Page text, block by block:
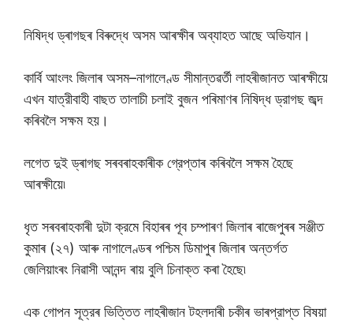
নিষিদ্ধ ড্ৰাগছৰ বিৰুদ্ধে অসম আৰক্ষীৰ অব্যাহত আছে অভিযান।
কার্বি আংলং জিলাৰ অসম–নাগালেণ্ড সীমান্তৱর্তী লাহৰীজানত আৰক্ষীয়ে
এখন যাত্রীবাহী বাছত তালাচী চলাই বুজন পৰিমাণৰ নিষিদ্ধ ড্রাগছ জব্দ
কৰিবলৈ সক্ষম হয়।
লগেত দুই ড্ৰাগছ সৰবৰাহকাৰীক গ্রেপ্তাৰ কৰিবলৈ সক্ষম হৈছে
আৰক্ষীয়ে৷
ধৃত সৰবৰাহকাৰী দুটা ক্রমে বিহাৰৰ পূব চম্পাৰণ জিলাৰ ৰাজেপুৰৰ সঞ্জীত
কুমাৰ (২৭) আৰু নাগালেণ্ডৰ পশ্চিম ডিমাপুৰ জিলাৰ অন্তর্গত
জেলিয়াংৰং নিৱাসী আনন্দ ৰায় বুলি চিনাক্ত কৰা হৈছে৷
এক গোপন সূত্রৰ ভিত্তিত লাহৰীজান টহলদাৰী চকীৰ ভাৰপ্রাপ্ত বিষয়া